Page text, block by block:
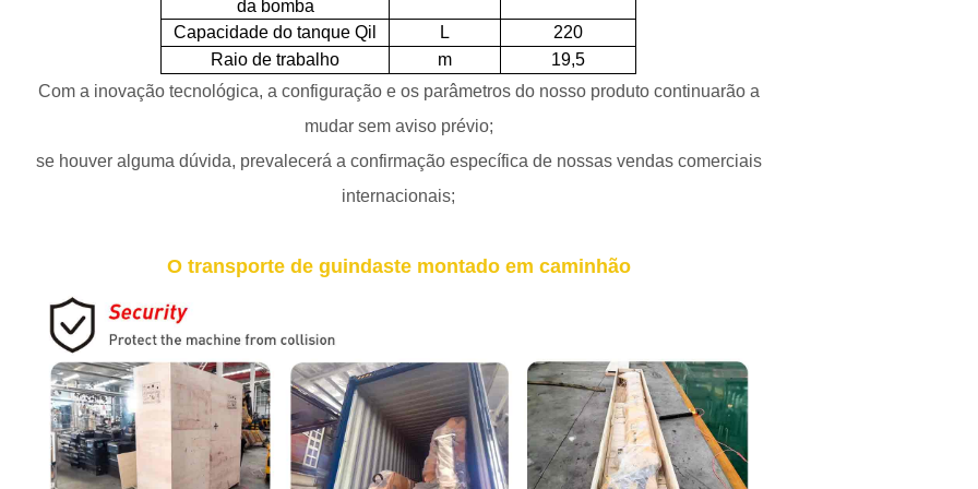
da bomba
Capacidade do tanque Qil L
220
Raio de trabalho
m
19,5
Com a inovação tecnológica, a configuração e os parâmetros do nosso produto continuarão a
mudar sem aviso prévio;
se houver alguma dúvida, prevalecerá a confirmação específica de nossas vendas comerciais
internacionais;
O transporte de guindaste montado em caminhão